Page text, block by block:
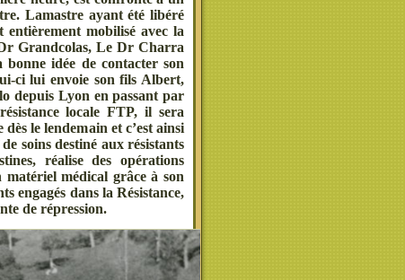
Lamastre ayant été libéré
mobilisé avec la
Grandcolas, Le Dr Charra
idée de contacter son
ci lui envoie son fils Albert,
depuis Lyon en passant par
locale FTP, il sera
le lendemain et c’est ainsi
soins destiné aux résistants
réalise des opérations
médical grâce à son
engagés dans la Résistance,
de répression.